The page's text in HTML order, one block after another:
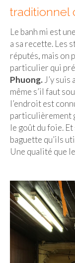
traditionnel
Le banh mi est
a sa recette. Les
réputés, mais on
particulier qui
Phuong. J’y
même s’il faut
l’endroit est
particulièrement
le goût du foie.
baguette qu’ils
Une qualité que